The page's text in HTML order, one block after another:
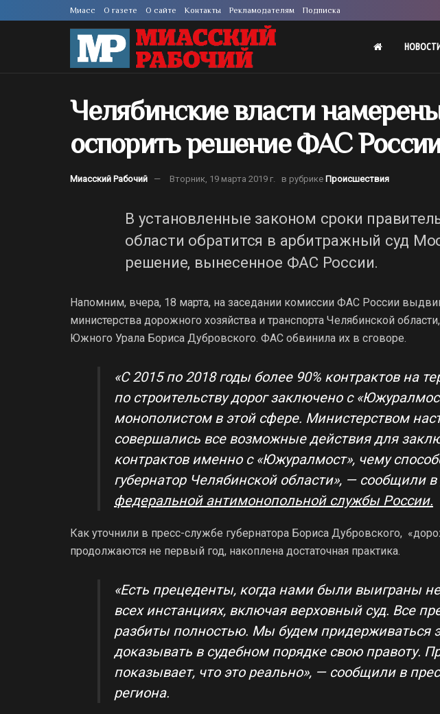
Миасс О газете О сайте Контакты Рекламодателям Подписка
Челябинские власти
оспорить решение ФАС
Миасский Рабочий Вторник, 19 марта 2019 г. в рубрике Происшествия
В установленные законом сроки
области обратится в арбитражный суд
решение, вынесенное ФАС России.
Напомним, вчера, 18 марта, на заседании комиссии ФАС России
министерства дорожного хозяйства и транспорта Челябинской
Южного Урала Бориса Дубровского. ФАС обвинила их в сговоре.
«С 2015 по 2018 годы более 90% контрактов на
по строительству дорог заключено с
монополистом в этой сфере. Министерством
совершались все возможные действия для
контрактов именно с «Южуралмост», чему
губернатор Челябинской области», — сообщили в
федеральной антимонопольной службы России.
Как уточнили в пресс-службе губернатора Бориса Дубровского,
продолжаются не первый год, накоплена достаточная практика.
«Есть прецеденты, когда нами были выиграны
всех инстанциях, включая верховный суд. Все
разбиты полностью. Мы будем придерживаться
доказывать в судебном порядке свою правоту.
показывает, что это реально», — сообщили в
региона.